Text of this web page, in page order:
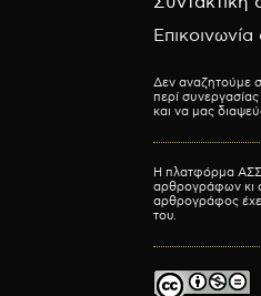
Δεν αναζητούμε
περί
και να μας
Η πλατφόρμα
αρθρογράφων κι
αρθρογράφος
του.